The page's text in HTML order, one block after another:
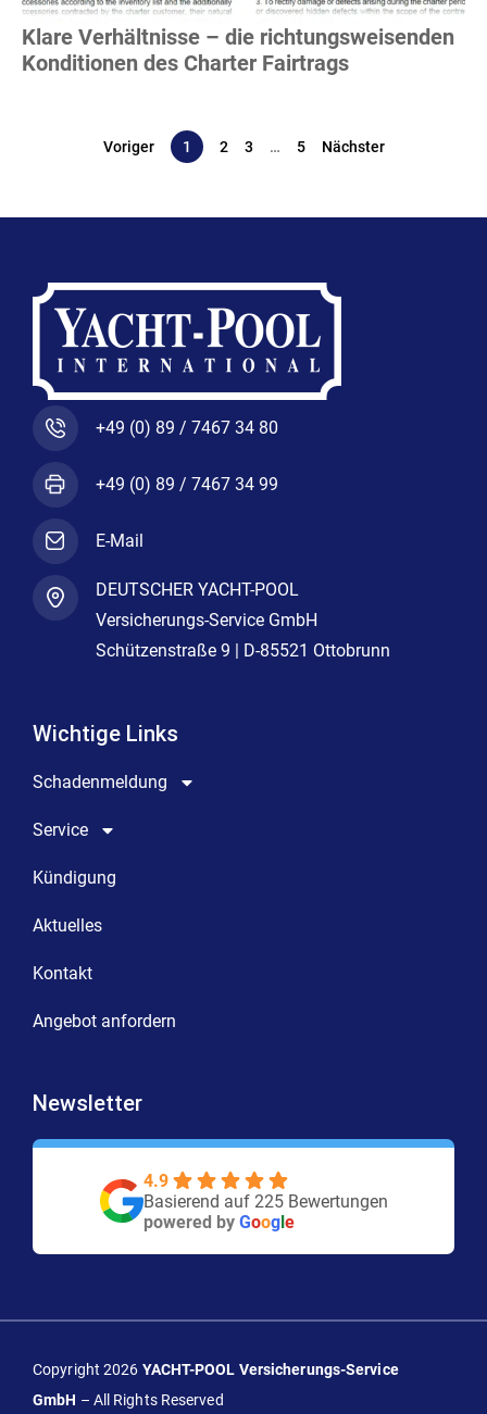
Klare Verhältnisse – die richtungsweisenden
Konditionen des Charter Fairtrags
Voriger 1 2 3 … 5 Nächster
+49 (0) 89 / 7467 34 80
+49 (0) 89 / 7467 34 99
E-Mail
DEUTSCHER YACHT-POOL
Versicherungs-Service GmbH
Schützenstraße 9 | D-85521 Ottobrunn
Wichtige Links
Schadenmeldung
Service
Kündigung
Aktuelles
Kontakt
Angebot anfordern
Newsletter
4.9
Basierend auf 225 Bewertungen
powered by Google
Copyright 2026 YACHT-POOL Versicherungs-Service
GmbH – All Rights Reserved